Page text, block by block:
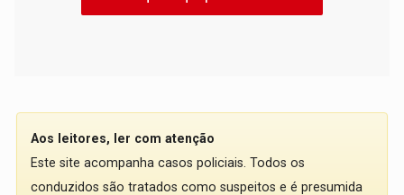
Aos leitores, ler com atenção
Este site acompanha casos policiais. Todos os
conduzidos são tratados como suspeitos e é presumida